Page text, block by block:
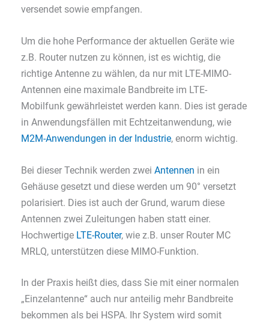
versendet sowie empfangen.
Um die hohe Performance der aktuellen Geräte wie
z.B. Router nutzen zu können, ist es wichtig, die
richtige Antenne zu wählen, da nur mit LTE-MIMO-
Antennen eine maximale Bandbreite im LTE-
Mobilfunk gewährleistet werden kann. Dies ist gerade
in Anwendungsfällen mit Echtzeitanwendung, wie
M2M-Anwendungen in der Industrie, enorm wichtig.
Bei dieser Technik werden zwei Antennen in ein
Gehäuse gesetzt und diese werden um 90° versetzt
polarisiert. Dies ist auch der Grund, warum diese
Antennen zwei Zuleitungen haben statt einer.
Hochwertige LTE-Router, wie z.B. unser Router MC
MRLQ, unterstützen diese MIMO-Funktion.
In der Praxis heißt dies, dass Sie mit einer normalen
„Einzelantenne“ auch nur anteilig mehr Bandbreite
bekommen als bei HSPA. Ihr System wird somit